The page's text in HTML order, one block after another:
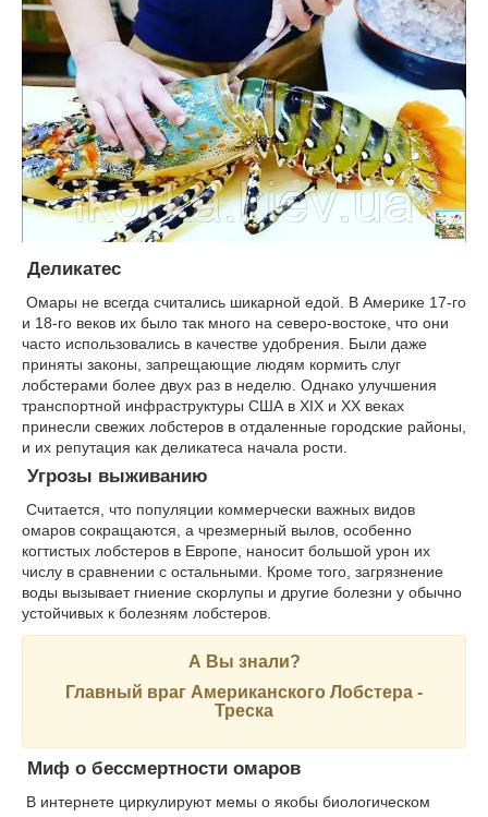
Деликатес
Омары не всегда считались шикарной едой. В Америке 17-го
и 18-го веков их было так много на северо-востоке, что они
часто использовались в качестве удобрения. Были даже
приняты законы, запрещающие людям кормить слуг
лобстерами более двух раз в неделю. Однако улучшения
транспортной инфраструктуры США в XIX и XX веках
принесли свежих лобстеров в отдаленные городские районы,
и их репутация как деликатеса начала рости.
Угрозы выживанию
Считается, что популяции коммерчески важных видов
омаров сокращаются, а чрезмерный вылов, особенно
когтистых лобстеров в Европе, наносит большой урон их
числу в сравнении с остальными. Кроме того, загрязнение
воды вызывает гниение скорлупы и другие болезни у обычно
устойчивых к болезням лобстеров.
А Вы знали?
Главный враг Американского Лобстера -
Треска
Миф о бессмертности омаров
В интернете циркулируют мемы о якобы биологическом